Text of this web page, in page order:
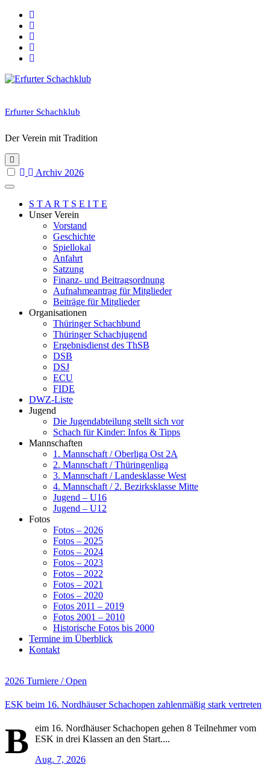
Skip
content
Erfurter Schachklub
Der Verein mit Tradition
Archiv 2026
S T A R T S E I T E
Unser Verein
Vorstand
Geschichte
Spiellokal
Anfahrt
Satzung
Finanz- und Beitragsordnung
Aufnahmeantrag für Mitglieder
Beiträge für Mitglieder
Organisationen
Thüringer Schachbund
Thüringer Schachjugend
Ergebnisdienst des ThSB
DSB
DSJ
ECU
FIDE
DWZ-Liste
Jugend
Die Jugendabteilung stellt sich vor
Schach für Kinder: Infos & Tipps
Mannschaften
1. Mannschaft / Oberliga Ost 2A
2. Mannschaft / Thüringenliga
3. Mannschaft / Landesklasse West
4. Mannschaft / 2. Bezirksklasse Mitte
Jugend – U16
Jugend – U12
Fotos
Fotos – 2026
Fotos – 2025
Fotos – 2024
Fotos – 2023
Fotos – 2022
Fotos – 2021
Fotos – 2020
Fotos 2011 – 2019
Fotos 2001 – 2010
Historische Fotos bis 2000
Termine im Überblick
Kontakt
2026 Turniere / Open
ESK beim 16. Nordhäuser Schachopen zahlenmäßig stark vertreten
B
eim 16. Nordhäuser Schachopen gehen 8 Teilnehmer vom
ESK in drei Klassen an den Start....
Aug. 7, 2026